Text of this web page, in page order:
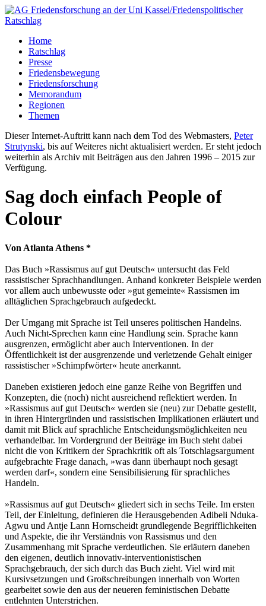
Home
Ratschlag
Presse
Friedensbewegung
Friedensforschung
Memorandum
Regionen
Themen
Dieser Internet-Auftritt kann nach dem Tod des Webmasters, Peter
Strutynski, bis auf Weiteres nicht aktualisiert werden. Er steht jedoch
weiterhin als Archiv mit Beiträgen aus den Jahren 1996 – 2015 zur
Verfügung.
Sag doch einfach People of
Colour
Von Atlanta Athens *
Das Buch »Rassismus auf gut Deutsch« untersucht das Feld
rassistischer Sprachhandlungen. Anhand konkreter Beispiele werden
vor allem auch unbewusste oder »gut gemeinte« Rassismen im
alltäglichen Sprachgebrauch aufgedeckt.
Der Umgang mit Sprache ist Teil unseres politischen Handelns.
Auch Nicht-Sprechen kann eine Handlung sein. Sprache kann
ausgrenzen, ermöglicht aber auch Interventionen. In der
Öffentlichkeit ist der ausgrenzende und verletzende Gehalt einiger
rassistischer »Schimpfwörter« heute anerkannt.
Daneben existieren jedoch eine ganze Reihe von Begriffen und
Konzepten, die (noch) nicht ausreichend reflektiert werden. In
»Rassismus auf gut Deutsch« werden sie (neu) zur Debatte gestellt,
in ihren Hintergründen und rassistischen Implikationen erläutert und
damit mit Blick auf sprachliche Entscheidungsmöglichkeiten neu
verhandelbar. Im Vordergrund der Beiträge im Buch steht dabei
nicht die von Kritikern der Sprachkritik oft als Totschlagsargument
aufgebrachte Frage danach, »was dann überhaupt noch gesagt
werden darf«, sondern eine Sensibilisierung für sprachliches
Handeln.
»Rassismus auf gut Deutsch« gliedert sich in sechs Teile. Im ersten
Teil, der Einleitung, definieren die Herausgebenden Adibeli Nduka-
Agwu und Antje Lann Hornscheidt grundlegende Begrifflichkeiten
und Aspekte, die ihr Verständnis von Rassismus und den
Zusammenhang mit Sprache verdeutlichen. Sie erläutern daneben
den eigenen, deutlich innovativ-interventionistischen
Sprachgebrauch, der sich durch das Buch zieht. Viel wird mit
Kursivsetzungen und Großschreibungen innerhalb von Worten
gearbeitet sowie den aus der neueren feministischen Debatte
entlehnten Unterstrichen.